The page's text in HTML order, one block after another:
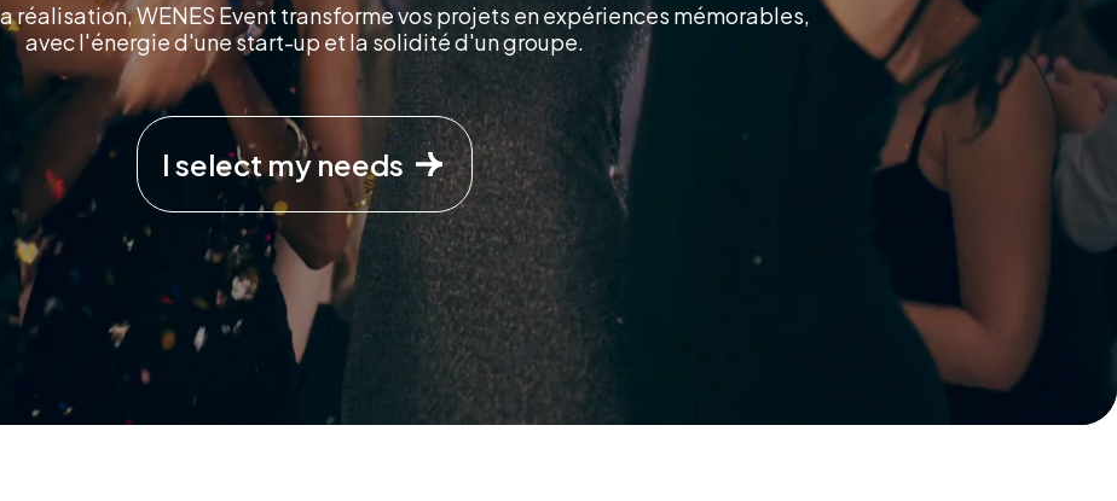
réalisation, WENES Event transforme vos projets en expériences mémorables,
avec l'énergie d'une start-up et la solidité d'un groupe.
I select my needs